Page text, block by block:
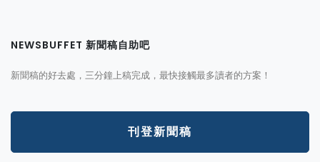
NEWSBUFFET 新聞稿自助吧
新聞稿的好去處，三分鐘上稿完成，最快接觸最多讀者的方案！
刊登新聞稿